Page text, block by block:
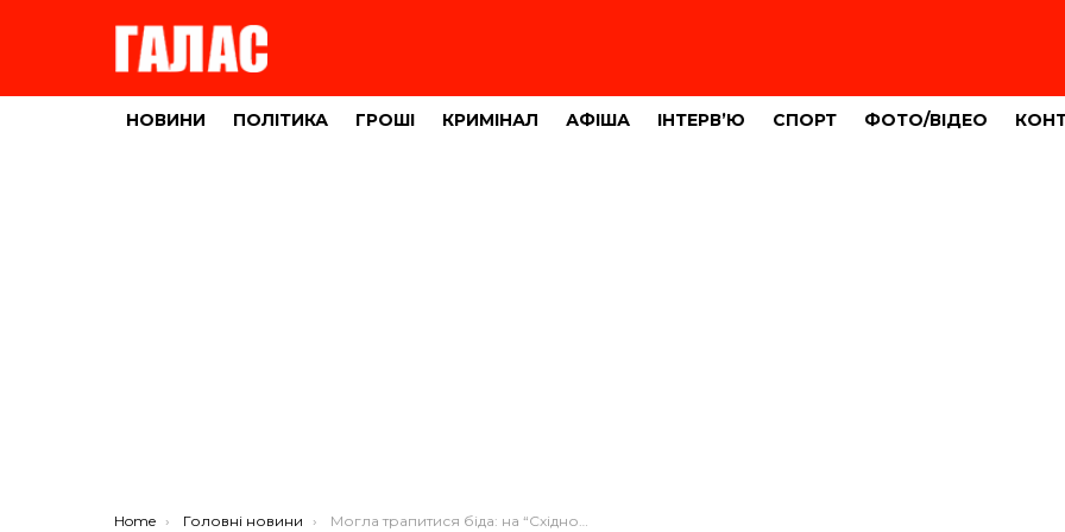
НОВИНИ ПОЛІТИКА ГРОШІ КРИМІНАЛ АФІША ІНТЕРВ’Ю СПОРТ ФОТО/ВІДЕО
You are here:
Home Головні новини Могла трапитися біда: на “Східному” на дорозі сиділа жінка з маленькою дитиною (ФОТО)